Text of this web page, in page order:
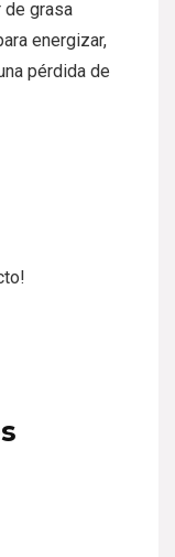
de grasa
energizar,
pérdida de